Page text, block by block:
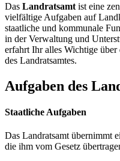
Das Landratsamt ist eine
vielfältige Aufgaben auf
staatliche und kommunale
in der Verwaltung und
erfahrt Ihr alles Wichtige
des Landratsamtes.
Aufgaben des
Staatliche Aufgaben
Das Landratsamt übernimmt
die ihm vom Gesetz